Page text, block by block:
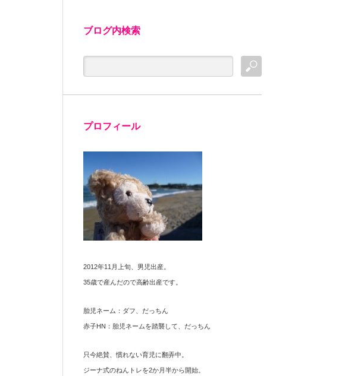
ブログ内検索
プロフィール
2012年11月上旬、男児出産。
35歳で産んだので高齢出産です。
胎児ネーム：ダフ、だっちん
赤子HN：胎児ネームを踏襲して、だっちん
只今絶賛、慣れない育児に翻弄中。
ジーナ式のねんトレを2か月半から開始。